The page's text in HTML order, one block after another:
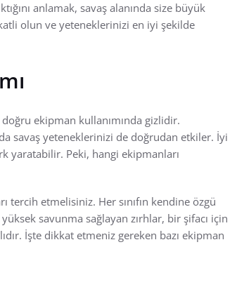
anlamak, savaş alanında size büyük
olun ve yeteneklerinizi en iyi şekilde
ekipman kullanımında gizlidir.
savaş yeteneklerinizi de doğrudan etkiler. İyi
yaratabilir. Peki, hangi ekipmanları
tercih etmelisiniz. Her sınıfın kendine özgü
savunma sağlayan zırhlar, bir şifacı için
İşte dikkat etmeniz gereken bazı ekipman